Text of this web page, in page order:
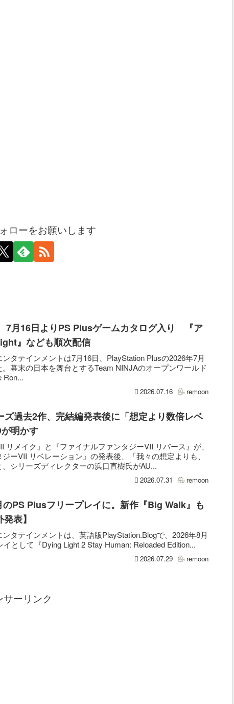
ローをお願いします
7月16日よりPS Plusゲームカタログ入り 『ア
』なども順次配信
タテインメントは7月16日、PlayStation Plusの2026年7月
幕末の日本を舞台とするTeam NINJAのオープンワールド
Ron...
2026.07.16 remoon
ズ過去2作、完結編発表後に「想定より数倍レベ
明かす
リメイク』と『ファイナルファンタジーVII リバース』が、
ーVII リベレーション』の発表後、「我々の想定よりも、
シリーズディレクターの浜口直樹氏がAU...
2026.07.31 remoon
のPS Plusフリープレイに。新作『Big Walk』も
表】
タテインメントは、英語版PlayStation.Blogで、2026年8月
として『Dying Light 2 Stay Human: Reloaded Edition...
2026.07.29 remoon
サーリンク